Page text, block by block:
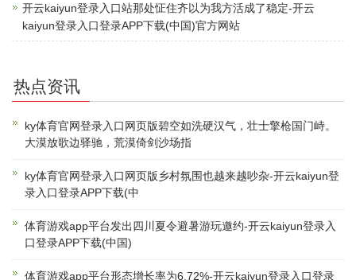
开云kaiyun登录入口站那处怔住齐以为我方活成了稳定-开云
kaiyun登录入口登录APP下载(中国)官方网站
热点资讯
ky体育官网登录入口网页版碧空如洗硬汉气，壮士擎枪国门峙。
大漠放歌边驿驰，荒漠倚剑沙场指
ky体育官网登录入口网页版乡村氛围也越来越吵杂-开云kaiyun登
录入口登录APP下载(中
体育游戏app平台发出四川夏令避暑游玩邀约-开云kaiyun登录入
口登录APP下载(中国)
体育游戏app平台形态增长率为6.72%-开云kaiyun登录入口登录